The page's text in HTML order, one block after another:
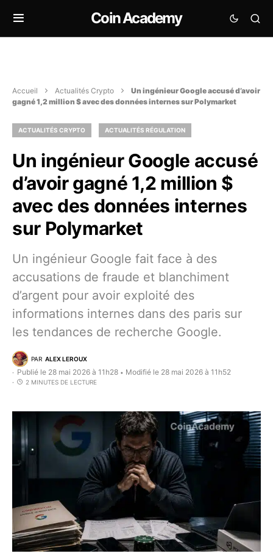
Coin Academy
Accueil Actualités Crypto
Un ingénieur Google accusé d’avoir
gagné 1,2 million $ avec des données internes sur Polymarket
ACTUALITÉS CRYPTO ACTUALITÉS RÉGULATION
Un ingénieur Google accusé
d’avoir gagné 1,2 million $
avec des données internes
sur Polymarket
Un ingénieur Google fait face à des
accusations de fraude et blanchiment
d’argent pour avoir exploité des
informations internes dans des paris sur
les tendances de recherche Google.
PAR ALEX LEROUX
Publié le 28 mai 2026 à 11h28 • Modifié le 28 mai 2026 à 11h52
2 MINUTES DE LECTURE